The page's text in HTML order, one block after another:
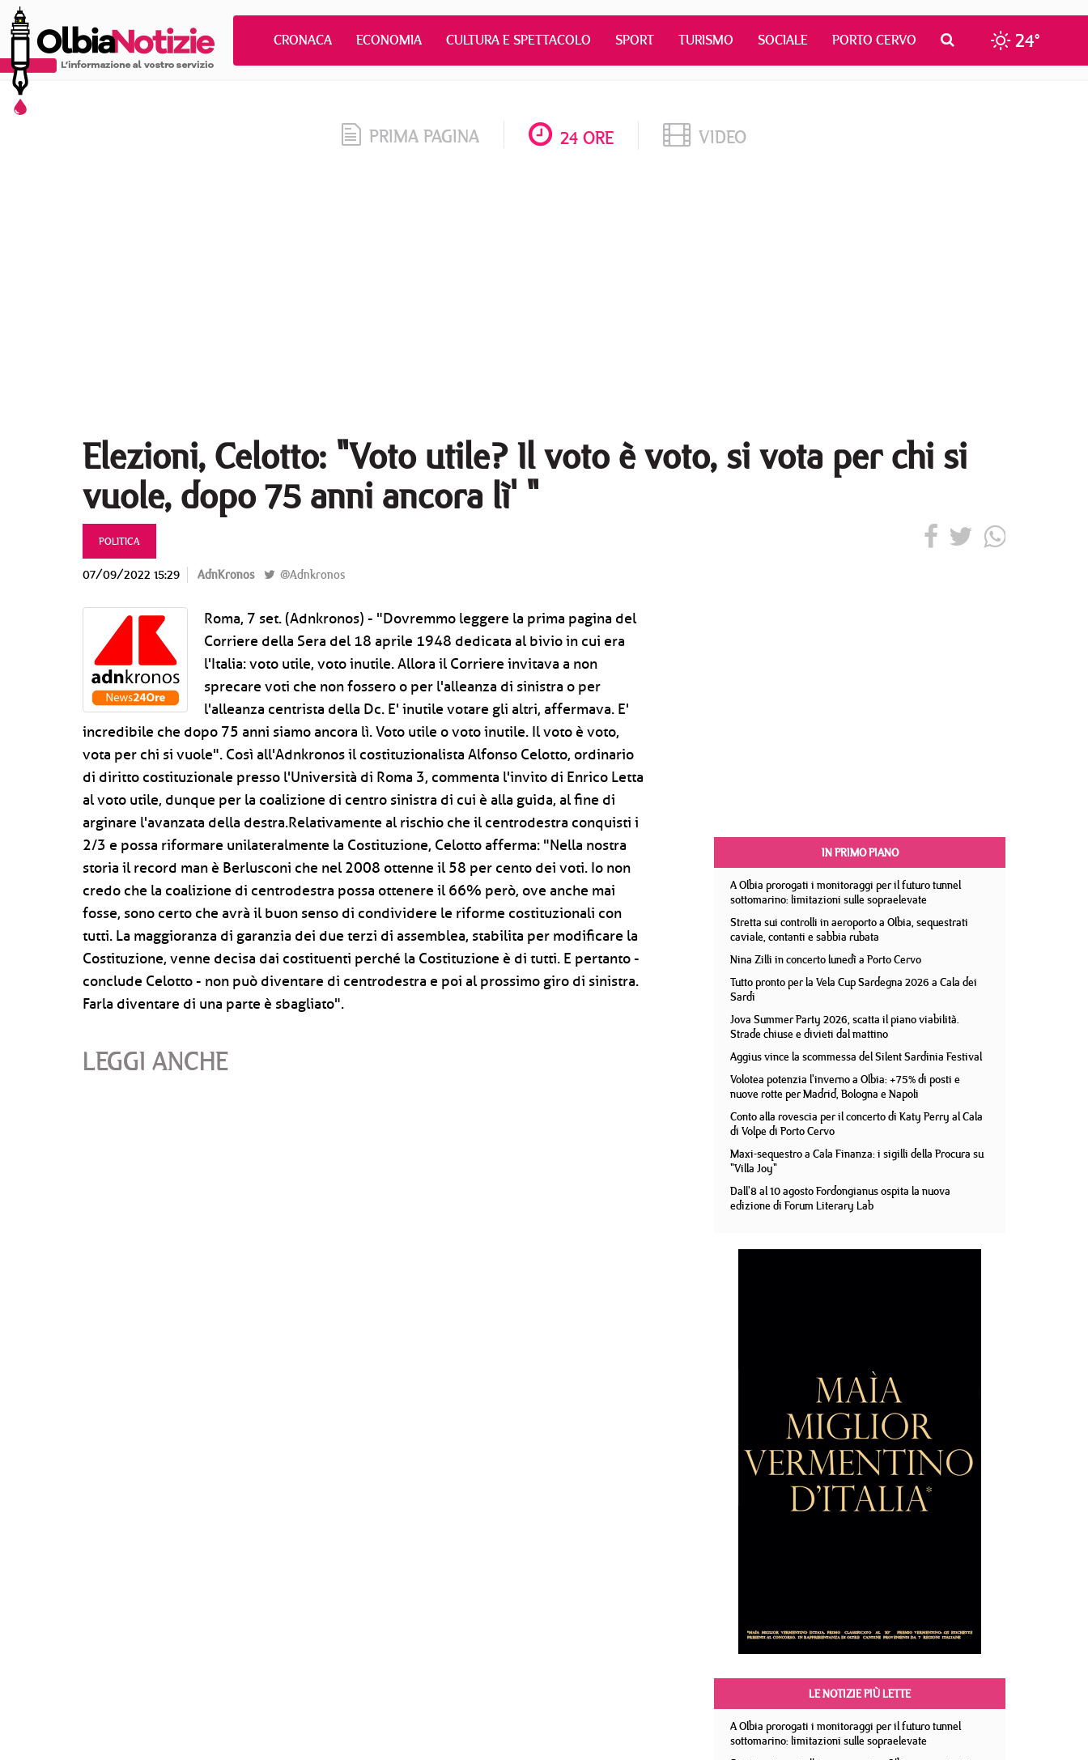
CRONACA ECONOMIA CULTURA E SPETTACOLO SPORT TURISMO SOCIALE PORTO CERVO 24°
PRIMA PAGINA 24 ORE VIDEO
Elezioni, Celotto: "Voto utile? Il voto è voto, si vota per chi si
vuole, dopo 75 anni ancora lì' "
POLITICA
07/09/2022 15:29 AdnKronos @Adnkronos
Roma, 7 set. (Adnkronos) - "Dovremmo leggere la prima pagina del
Corriere della Sera del 18 aprile 1948 dedicata al bivio in cui era
l'Italia: voto utile, voto inutile. Allora il Corriere invitava a non
sprecare voti che non fossero o per l'alleanza di sinistra o per
l'alleanza centrista della Dc. E' inutile votare gli altri, affermava. E'
incredibile che dopo 75 anni siamo ancora lì. Voto utile o voto inutile. Il voto è voto,
vota per chi si vuole". Così all'Adnkronos il costituzionalista Alfonso Celotto, ordinario
di diritto costituzionale presso l'Università di Roma 3, commenta l'invito di Enrico Letta
al voto utile, dunque per la coalizione di centro sinistra di cui è alla guida, al fine di
arginare l'avanzata della destra.Relativamente al rischio che il centrodestra conquisti i
2/3 e possa riformare unilateralmente la Costituzione, Celotto afferma: "Nella nostra
storia il record man è Berlusconi che nel 2008 ottenne il 58 per cento dei voti. Io non
credo che la coalizione di centrodestra possa ottenere il 66% però, ove anche mai
fosse, sono certo che avrà il buon senso di condividere le riforme costituzionali con
tutti. La maggioranza di garanzia dei due terzi di assemblea, stabilita per modificare la
Costituzione, venne decisa dai costituenti perché la Costituzione è di tutti. E pertanto -
conclude Celotto - non può diventare di centrodestra e poi al prossimo giro di sinistra.
Farla diventare di una parte è sbagliato".
LEGGI ANCHE
IN PRIMO PIANO
A Olbia prorogati i monitoraggi per il futuro tunnel
sottomarino: limitazioni sulle sopraelevate
Stretta sui controlli in aeroporto a Olbia, sequestrati
caviale, contanti e sabbia rubata
Nina Zilli in concerto lunedì a Porto Cervo
Tutto pronto per la Vela Cup Sardegna 2026 a Cala dei
Sardi
Jova Summer Party 2026, scatta il piano viabilità.
Strade chiuse e divieti dal mattino
Aggius vince la scommessa del Silent Sardinia Festival
Volotea potenzia l'inverno a Olbia: +75% di posti e
nuove rotte per Madrid, Bologna e Napoli
Conto alla rovescia per il concerto di Katy Perry al Cala
di Volpe di Porto Cervo
Maxi-sequestro a Cala Finanza: i sigilli della Procura su
"Villa Joy"
Dall'8 al 10 agosto Fordongianus ospita la nuova
edizione di Forum Literary Lab
LE NOTIZIE PIÙ LETTE
A Olbia prorogati i monitoraggi per il futuro tunnel
sottomarino: limitazioni sulle sopraelevate